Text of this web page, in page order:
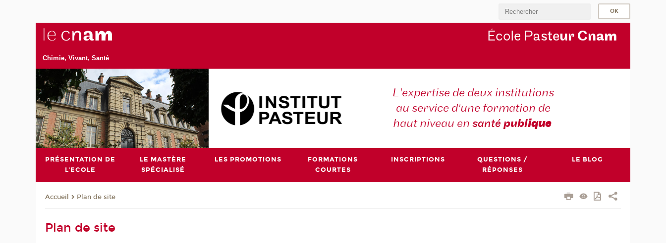
Chimie, Vivant, Santé
École Pasteur Cnam
L'expertise de deux institutions
au service d'une formation de
haut niveau en santé publique
PRÉSENTATION DE
L'ECOLE
LE MASTÈRE
SPÉCIALISÉ
LES PROMOTIONS
FORMATIONS
COURTES
INSCRIPTIONS
QUESTIONS /
RÉPONSES
LE BLOG
Accueil Plan de site
Plan de site